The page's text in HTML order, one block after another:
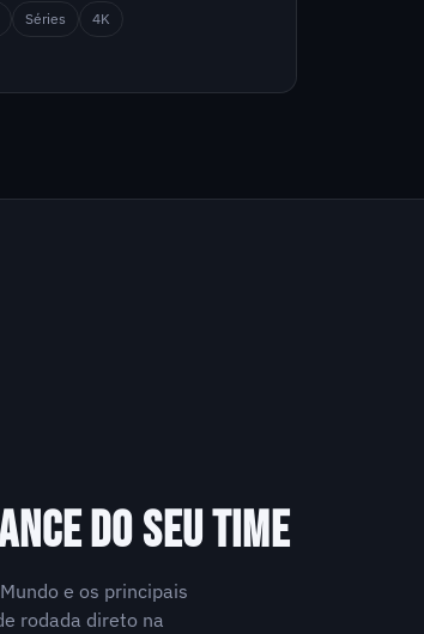
Séries 4K
DO SEU TIME
e os principais
rodada direto na